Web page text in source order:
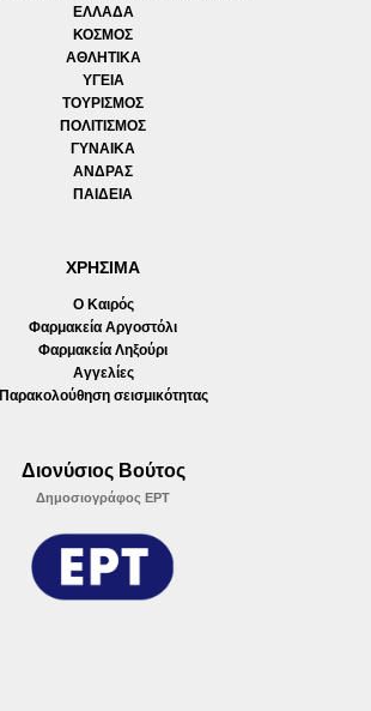
ΕΛΛΑΔΑ
ΚΟΣΜΟΣ
ΑΘΛΗΤΙΚΑ
ΥΓΕΙΑ
ΤΟΥΡΙΣΜΟΣ
ΠΟΛΙΤΙΣΜΟΣ
ΓΥΝΑΙΚΑ
ΑΝΔΡΑΣ
ΠΑΙΔΕΙΑ
ΧΡΗΣΙΜΑ
Ο Καιρός
Φαρμακεία Αργοστόλι
Φαρμακεία Ληξούρι
Αγγελίες
Παρακολούθηση σεισμικότητας
Διονύσιος Βούτος
Δημοσιογράφος ΕΡΤ